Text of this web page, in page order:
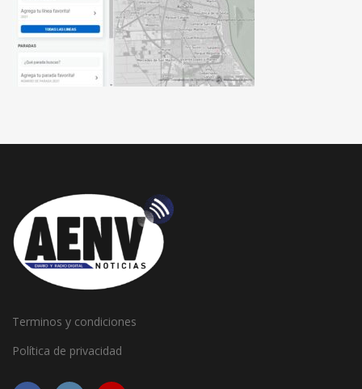
Terminos y condiciones
Política de privacidad